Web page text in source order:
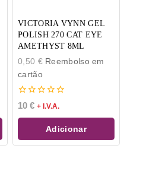
VICTORIA VYNN GEL
POLISH 270 CAT EYE
AMETHYST 8ML
0,50 €Reembolso em
cartão
0
de
5
10 € + I.V.A.
Adicionar